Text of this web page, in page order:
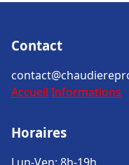
Contact
Accueil Informations
Horaires